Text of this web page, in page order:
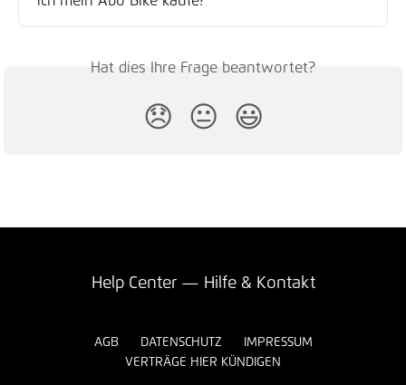
Hat dies Ihre Frage beantwortet?
😞 😐 😃
Help Center — Hilfe & Kontakt
AGB DATENSCHUTZ
IMPRESSUM
VERTRÄGE HIER KÜNDIGEN